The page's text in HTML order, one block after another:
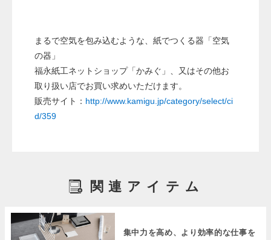
まるで空気を包み込むような、紙でつくる器「空気
の器」
福永紙工ネットショップ「かみぐ」、又はその他お
取り扱い店でお買い求めいただけます。
販売サイト： http://www.kamigu.jp/category/select/ci
d/359
関連アイテム
集中力を高め、より効率的な仕事を